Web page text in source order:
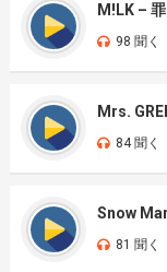
M!LK –
98 聞く
Mrs.
84 聞く
Snow
81 聞く